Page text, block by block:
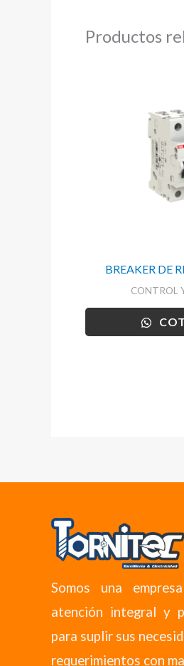
Productos
BREAKER DE
CONTROL
Somos una
atención integral y
para suplir sus
requerimientos con